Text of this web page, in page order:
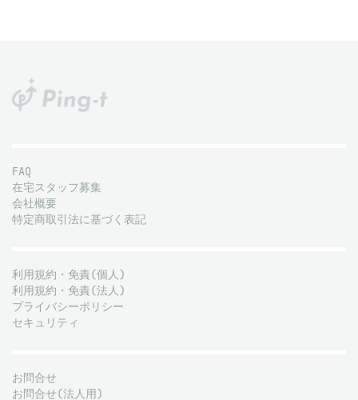
FAQ
在宅スタッフ募集
会社概要
特定商取引法に基づく表記
利用規約・免責(個人)
利用規約・免責(法人)
プライバシーポリシー
セキュリティ
お問合せ
お問合せ(法人用)